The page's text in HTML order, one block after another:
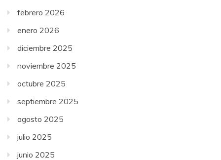
febrero 2026
enero 2026
diciembre 2025
noviembre 2025
octubre 2025
septiembre 2025
agosto 2025
julio 2025
junio 2025